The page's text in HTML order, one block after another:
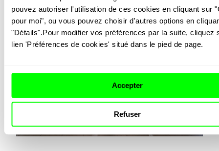
pouvez autoriser l'utilisation de ces cookies en cliquant sur
pour moi", ou vous pouvez choisir d'autres options en
"Détails".Pour modifier vos préférences par la suite, cliquez
lien 'Préférences de cookies' situé dans le pied de page.
Accepter
Refuser